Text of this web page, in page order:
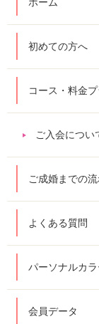
初めての方へ
コース・料金
ご入会につい
ご成婚までの
よくある質問
パーソナルカ
会員データ